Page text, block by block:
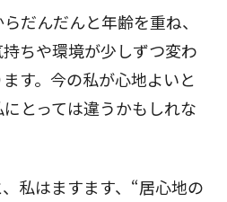
だんだんと年齢を重ね、
ちや環境が少しずつ変わ
す。今の私が心地よいと
とっては違うかもしれな
私はますます、“居心地の